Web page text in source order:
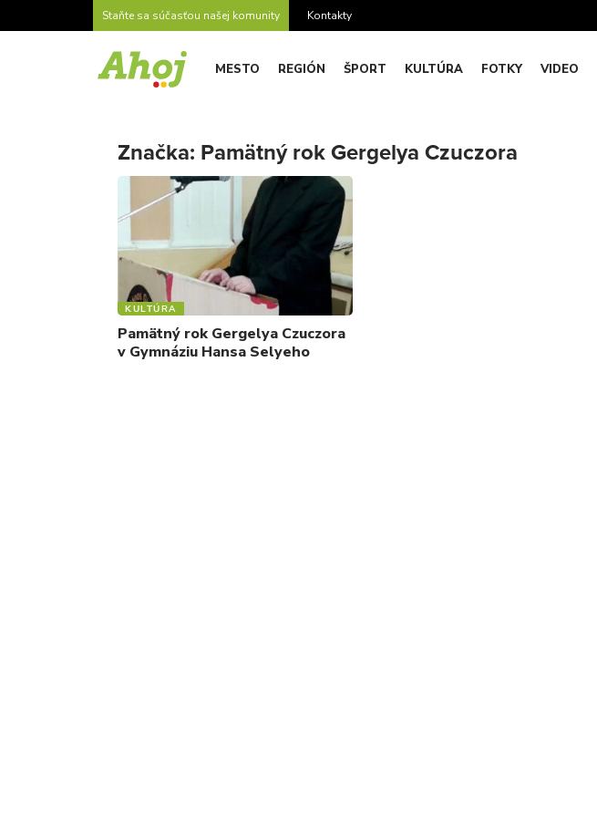
Staňte sa súčasťou našej komunity Kontakty
MESTO REGIÓN ŠPORT KULTÚRA FOTKY VIDEO
Značka: Pamätný rok Gergelya Czuczora
KULTÚRA
Pamätný rok Gergelya Czuczora
v Gymnáziu Hansa Selyeho